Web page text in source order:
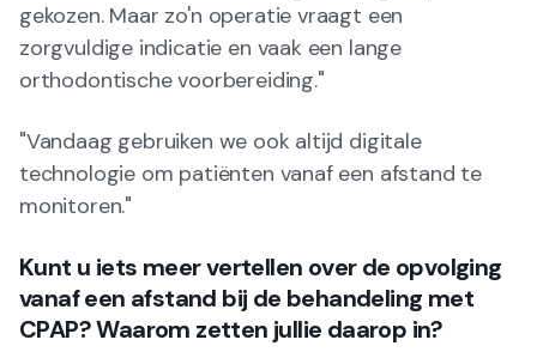
gekozen. Maar zo'n operatie vraagt een
zorgvuldige indicatie en vaak een lange
orthodontische voorbereiding."
"Vandaag gebruiken we ook altijd digitale
technologie om patiënten vanaf een afstand te
monitoren."
Kunt u iets meer vertellen over de opvolging
vanaf een afstand bij de behandeling met
CPAP? Waarom zetten jullie daarop in?